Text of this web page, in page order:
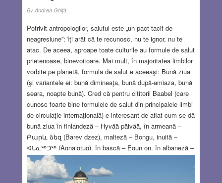
By Andrea Ghiţă
Potrivit antropologilor, salutul este „un pact tacit de
neagresiune”: îți arăt că te recunosc, nu te ignor, nu te
atac. De aceea, aproape toate culturile au formule de salut
prietenoase, binevoitoare. Mai mult, în majoritatea limbilor
vorbite pe planetă, formula de salut e aceeaşi: Bună ziua
(şi variantele ei: bună dimineaţa, bună după-amiaza, bună
seara, noapte bună). Cred că pentru cititorii Baabel (care
cunosc foarte bine formulele de salut din principalele limbi
de circulaţie internaţională) e interesant de aflat cum se dă
bună ziua în finlandeză – Hyvää päivää, în armeană –
Բարև ձեզ (Barev dzez), malteză – Bongu, inuită –
ᐊᒐᓇᖅᑐᖅ (Agnaiqtuq), în bască – Egun on, în albaneză –
Mirëdi. Există şi alte formule de salut care urează
sănătate şi noroc (precum cunoscutele formule ale
romanilor – Ave şi Salve – dar şi cel din în limba romani –